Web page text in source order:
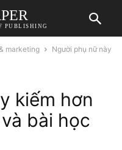
PUBLISHING
marketing
Người phụ nữ này
kiếm hơn
bài học